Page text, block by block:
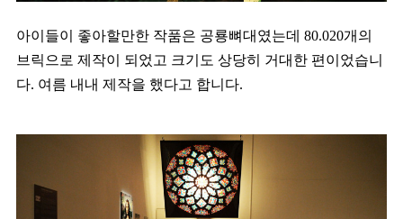
아이들이 좋아할만한 작품은 공룡뼈대였는데 80.020개의
브릭으로 제작이 되었고 크기도 상당히 거대한 편이었습니
다. 여름 내내 제작을 했다고 합니다.